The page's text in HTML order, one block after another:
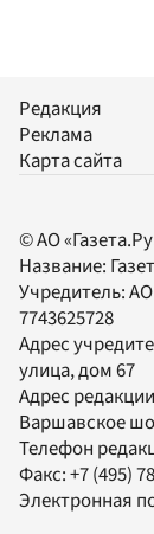
Редакция
Реклама
Карта сайта
© АО
Название:
Учредитель:АО
7743625728
Адрес
улица, дом 67
Адрес
Варшавское
Телефон
Факс:+7 (495)
Электронная